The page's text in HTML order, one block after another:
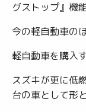
グストップ』機
今の軽自動車の
軽自動車を購入
スズキが更に低
台の車として形